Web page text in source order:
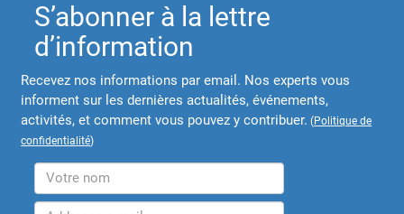
S’abonner à la lettre
d’information
Recevez nos informations par email. Nos experts vous
informent sur les dernières actualités, événements,
activités, et comment vous pouvez y contribuer. (Politique de
confidentialité)